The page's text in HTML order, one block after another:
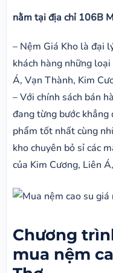
nằm tại địa chỉ 106B
– Nệm Giá Kho là đại
khách hàng những
Á, Vạn Thành, Kim
– Với chính sách bán
đang từng bước khẳng
phẩm tốt nhất cùng
kho chuyên bỏ sỉ các
của Kim Cương, Liên
Chương
mua nệm